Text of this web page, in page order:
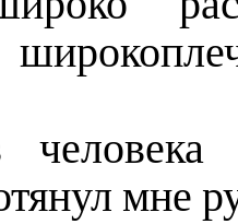
человека
мне